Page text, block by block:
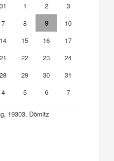
31 1 2
3
7 8 9
10
14 15 16
17
21 22 23
24
28 29 30
31
4 5 6 7
19303, Dömitz